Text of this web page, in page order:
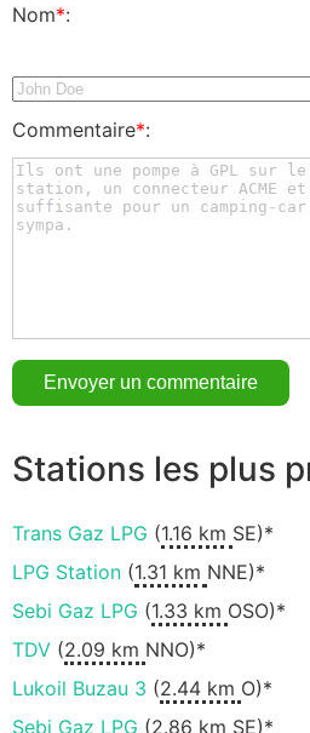
Nom*:
Commentaire*:
Stations les plus
Trans Gaz LPG (1.16 km SE)*
LPG Station (1.31 km NNE)*
Sebi Gaz LPG (1.33 km OSO)*
TDV (2.09 km NNO)*
Lukoil Buzau 3 (2.44 km O)*
Sebi Gaz LPG (2.86 km SE)*